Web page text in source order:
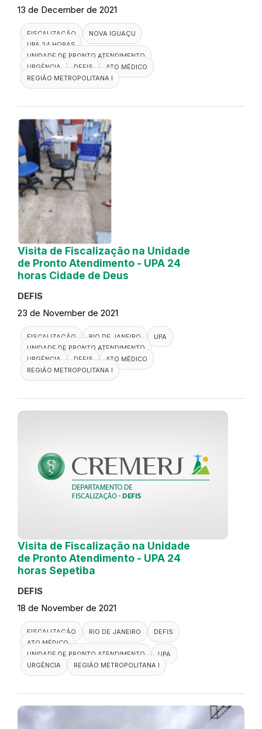
13 de December de 2021
FISCALIZAÇÃO
NOVA IGUAÇU
UPA 24 HORAS
UNIDADE DE PRONTO ATENDIMENTO
URGÊNCIA
DEFIS
ATO MÉDICO
REGIÃO METROPOLITANA I
Visita de Fiscalização na Unidade
de Pronto Atendimento - UPA 24
horas Cidade de Deus
DEFIS
23 de November de 2021
FISCALIZAÇÃO RIO DE JANEIRO
UPA
UNIDADE DE PRONTO ATENDIMENTO
URGÊNCIA
DEFIS
ATO MÉDICO
REGIÃO METROPOLITANA I
Visita de Fiscalização na Unidade
de Pronto Atendimento - UPA 24
horas Sepetiba
DEFIS
18 de November de 2021
FISCALIZAÇÃO RIO DE JANEIRO
DEFIS
ATO MÉDICO
UNIDADE DE PRONTO ATENDIMENTO
UPA
URGÊNCIA
REGIÃO METROPOLITANA I